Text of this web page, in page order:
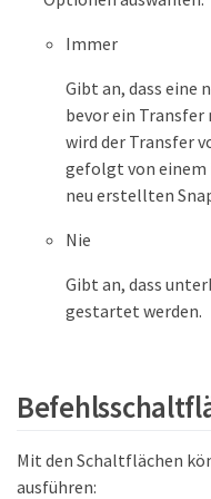
Immer
Gibt an, dass eine
bevor ein
wird der Transfer
gefolgt von einem
neu erstellten
Nie
Gibt an, dass
gestartet werden.
Mit den Schaltflächen
ausführen: